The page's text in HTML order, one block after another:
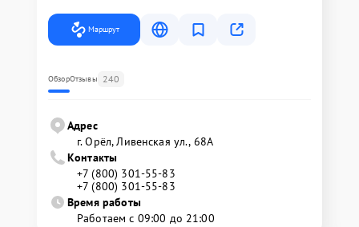
Маршрут
ОбзорОтзывы 240
Адрес
г. Орёл, Ливенская ул., 68А
Контакты
+7 (800) 301-55-83
+7 (800) 301-55-83
Время работы
Работаем с 09:00 до 21:00